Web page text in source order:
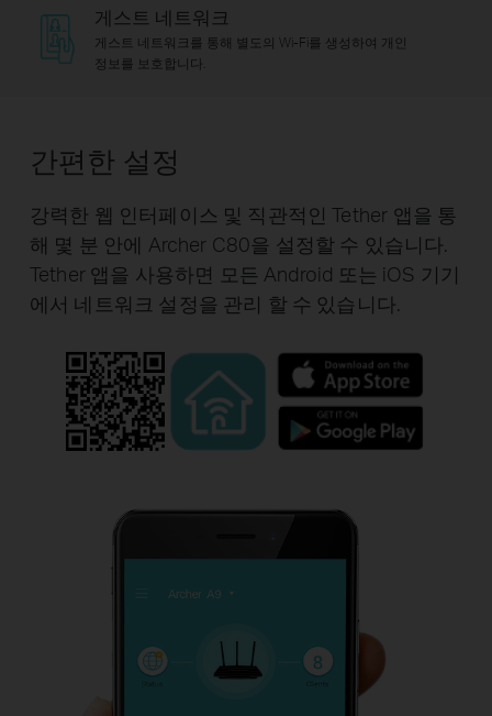
게스트 네트워크
게스트 네트워크를 통해 별도의 Wi-Fi를 생성하여 개인
정보를 보호합니다.
간편한 설정
강력한 웹 인터페이스 및 직관적인 Tether 앱을 통
해 몇 분 안에 Archer C80을 설정할 수 있습니다.
Tether 앱을 사용하면 모든 Android 또는 iOS 기기
에서 네트워크 설정을 관리 할 수 ​​있습니다.